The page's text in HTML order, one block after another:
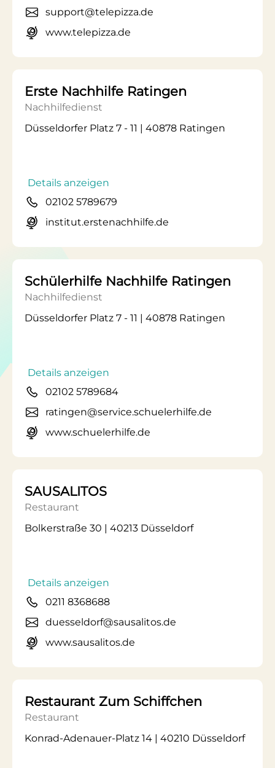
support@telepizza.de
www.telepizza.de
Erste Nachhilfe Ratingen
Nachhilfedienst
Düsseldorfer Platz 7 - 11 | 40878 Ratingen
Details anzeigen
02102 5789679
institut.erstenachhilfe.de
Schülerhilfe Nachhilfe Ratingen
Nachhilfedienst
Düsseldorfer Platz 7 - 11 | 40878 Ratingen
Details anzeigen
02102 5789684
ratingen@service.schuelerhilfe.de
www.schuelerhilfe.de
SAUSALITOS
Restaurant
Bolkerstraße 30 | 40213 Düsseldorf
Details anzeigen
0211 8368688
duesseldorf@sausalitos.de
www.sausalitos.de
Restaurant Zum Schiffchen
Restaurant
Konrad-Adenauer-Platz 14 | 40210 Düsseldorf